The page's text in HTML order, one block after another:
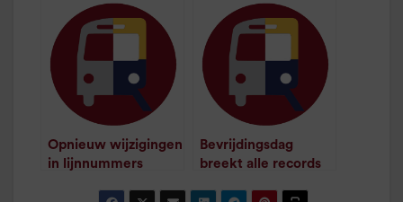
minuut leestijd
minuten
leestijd
Opnieuw wijzigingen
in lijnnummers
Bevrijdingsdag
breekt alle records